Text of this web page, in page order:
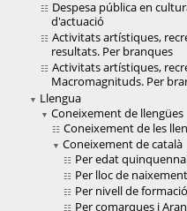
Despesa pública en
d'actuació
Activitats artístiques,
resultats. Per branques
Activitats artístiques,
Macromagnituds. Per
Llengua
Coneixement de llengües
Coneixement de les
Coneixement de català
Per edat
Per lloc de
Per nivell de formació
Per comarques i